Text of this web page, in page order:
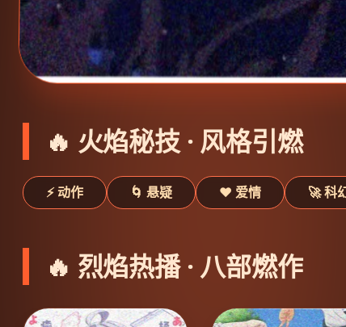
🔥 火焰秘技 · 风格引燃
⚡ 动作 🌀 悬疑 ❤️ 爱情 🚀 科
🔥 烈焰热播 · 八部燃作